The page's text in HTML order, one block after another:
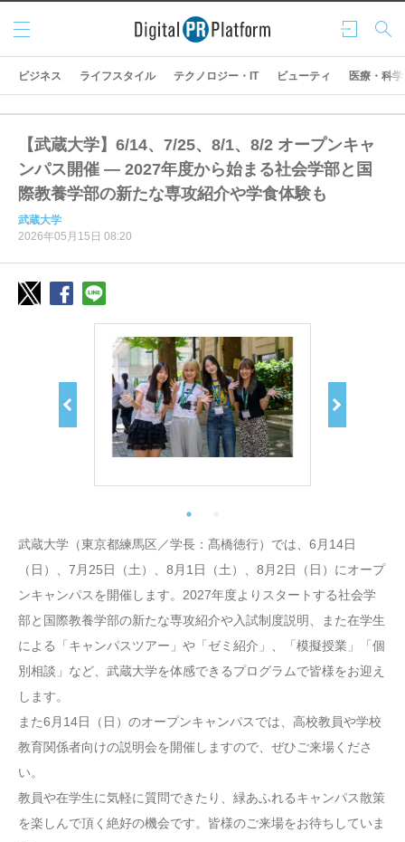
ログ
イン
検索
メニ
ュー
ビジネス ライフスタイル テクノロジー・IT ビューティ 医療・科学
【武蔵大学】6/14、7/25、8/1、8/2 オープンキャ
ンパス開催 ― 2027年度から始まる社会学部と国
際教養学部の新たな専攻紹介や学食体験も
武蔵大学
2026年05月15日 08:20
武蔵大学（東京都練馬区／学長：髙橋徳行）では、6月14日
（日）、7月25日（土）、8月1日（土）、8月2日（日）にオープ
ンキャンパスを開催します。2027年度よりスタートする社会学
部と国際教養学部の新たな専攻紹介や入試制度説明、また在学生
による「キャンパスツアー」や「ゼミ紹介」、「模擬授業」「個
別相談」など、武蔵大学を体感できるプログラムで皆様をお迎え
します。
また6月14日（日）のオープンキャンパスでは、高校教員や学校
教育関係者向けの説明会を開催しますので、ぜひご来場くださ
い。
教員や在学生に気軽に質問できたり、緑あふれるキャンパス散策
を楽しんで頂く絶好の機会です。皆様のご来場をお待ちしていま